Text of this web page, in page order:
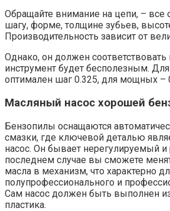
Обращайте внимание на цепи, – все
шагу, форме, толщине зубьев,
Производительность зависит от
Однако, он должен
инструмент будет бесполезным.
оптимален шаг 0.325, для мощных –
Масляный насос хорошей
Бензопилы оснащаются
смазки, где ключевой деталью
насос. Он бывает нерегулируемый
последнем случае вы сможете
масла в механизм, что характерно
полупрофессионального и
Сам насос должен быть выполнен
пластика.